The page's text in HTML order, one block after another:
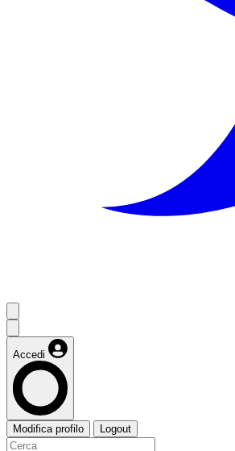
Accedi
Modifica profilo Logout